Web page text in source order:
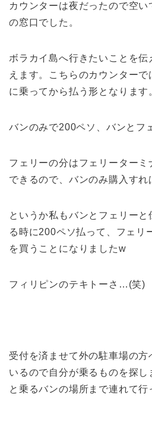
カウンターは夜だったので空
の窓口でした。
ボラカイ島へ行きたいことを伝
えます。こちらのカウンター
に乗ってから払う形となります
バンのみで200ペソ、バンとフ
フェリーの分はフェリーターミ
できるので、バンのみ購入すれ
というか私もバンとフェリー
る時に200ペソ払って、フェリ
を買うことになりましたw
フィリピンのテキトーさ…(笑)
受付を済ませて外の駐車場の
いるので自分が乗るものを探し
と乗るバンの場所まで連れて行